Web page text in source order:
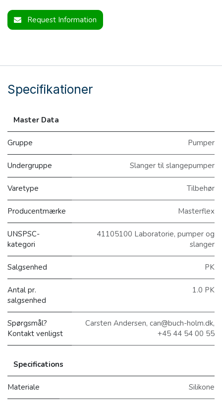
Request Information
Specifikationer
Master Data
Gruppe Pumper
Undergruppe Slanger til slangepumper
Varetype Tilbehør
Producentmærke Masterflex
UNSPSC-
kategori
41105100 Laboratorie, pumper og
slanger
Salgsenhed PK
Antal pr.
salgsenhed
1.0 PK
Spørgsmål?
Kontakt venligst
Carsten Andersen, can@buch-holm.dk,
+45 44 54 00 55
Specifications
Materiale Silikone